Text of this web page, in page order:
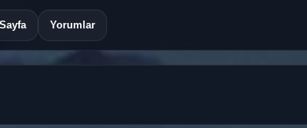
Yorumlar